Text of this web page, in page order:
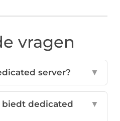
vragen
server? ▼
dedicated
▼